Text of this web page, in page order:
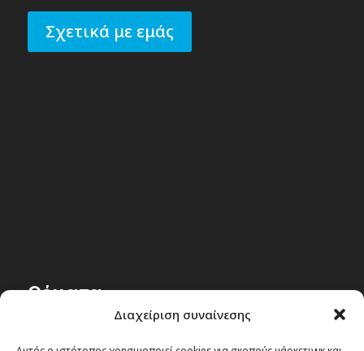
Διαχείριση συναίνεσης
Σχετικά με εμάς
Θέματα